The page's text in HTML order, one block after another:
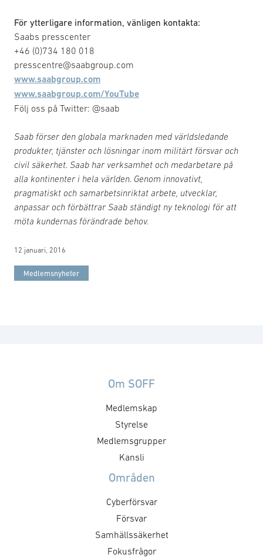
För ytterligare information, vänligen kontakta:
Saabs presscenter
+46 (0)734 180 018
presscentre@saabgroup.com
www.saabgroup.com
www.saabgroup.com/YouTube
Följ oss på Twitter: @saab
Saab förser den globala marknaden med världsledande
produkter, tjänster och lösningar inom militärt försvar och
civil säkerhet. Saab har verksamhet och medarbetare på
alla kontinenter i hela världen. Genom innovativt,
pragmatiskt och samarbetsinriktat arbete, utvecklar,
anpassar och förbättrar Saab ständigt ny teknologi för att
möta kundernas förändrade behov.
12 januari, 2016
Medlemsnyheter
Om SOFF
Medlemskap
Styrelse
Medlemsgrupper
Kansli
Områden
Cyberförsvar
Försvar
Samhällssäkerhet
Fokusfrågor